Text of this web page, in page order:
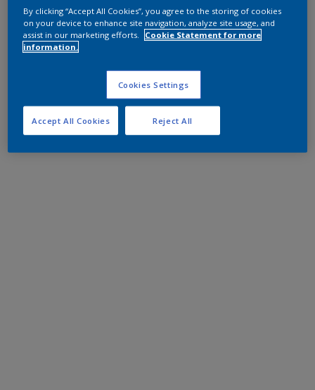
By clicking “Accept All Cookies”, you agree to the storing of cookies
on your device to enhance site navigation, analyze site usage, and
assist in our marketing efforts.
Cookie Statement for more
information.
Cookies Settings
Reject All
Accept All Cookies